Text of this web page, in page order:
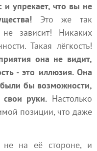
упрекает, что вы не
Это же так
зависит! Никаких
Такая лёгкость!
она не видит,
- это иллюзия. Она
бы возможности,
руки. Настолько
позиции, что даже
не на её стороне, и